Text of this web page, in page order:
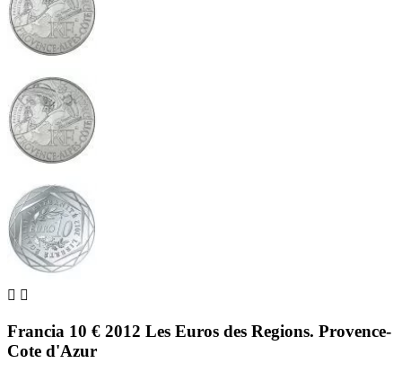
 
Francia 10 € 2012 Les Euros des Regions. Provence-
Cote d'Azur